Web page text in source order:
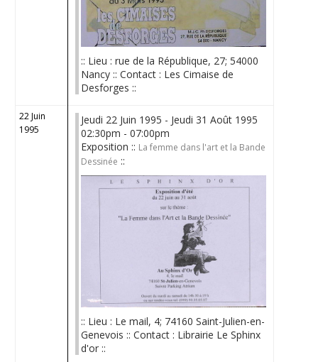
:: Lieu : rue de la République, 27; 54000
Nancy :: Contact : Les Cimaise de
Desforges ::
22 Juin
1995
Jeudi 22 Juin 1995 - Jeudi 31 Août 1995
02:30pm - 07:00pm
Exposition :: La femme dans l'art et la Bande
Dessinée ::
:: Lieu : Le mail, 4; 74160 Saint-Julien-en-
Genevois :: Contact : Librairie Le Sphinx
d'or ::